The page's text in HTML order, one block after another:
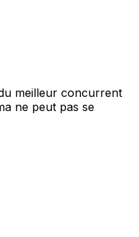
meilleur concurrent
ne peut pas se